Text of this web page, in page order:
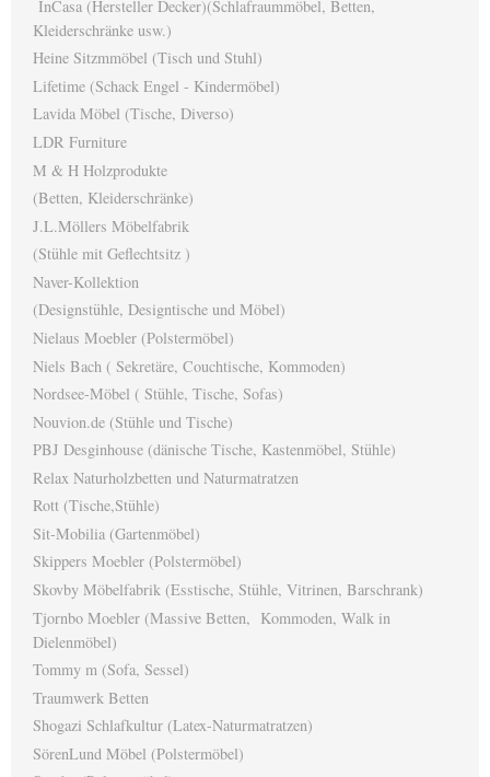
InCasa (Hersteller Decker)(Schlafraummöbel, Betten,
Kleiderschränke usw.)
Heine Sitzmmöbel (Tisch und Stuhl)
Lifetime (Schack Engel - Kindermöbel)
Lavida Möbel (Tische, Diverso)
LDR Furniture
M & H Holzprodukte
(Betten, Kleiderschränke)
J.L.Möllers Möbelfabrik
(Stühle mit Geflechtsitz )
Naver-Kollektion
(Designstühle, Designtische und Möbel)
Nielaus Moebler (Polstermöbel)
Niels Bach ( Sekretäre, Couchtische, Kommoden)
Nordsee-Möbel ( Stühle, Tische, Sofas)
Nouvion.de (Stühle und Tische)
PBJ Desginhouse (dänische Tische, Kastenmöbel, Stühle)
Relax Naturholzbetten und Naturmatratzen
Rott (Tische,Stühle)
Sit-Mobilia (Gartenmöbel)
Skippers Moebler (Polstermöbel)
Skovby Möbelfabrik (Esstische, Stühle, Vitrinen, Barschrank)
Tjornbo Moebler (Massive Betten, Kommoden, Walk in
Dielenmöbel)
Tommy m (Sofa, Sessel)
Traumwerk Betten
Shogazi Schlafkultur (Latex-Naturmatratzen)
SörenLund Möbel (Polstermöbel)